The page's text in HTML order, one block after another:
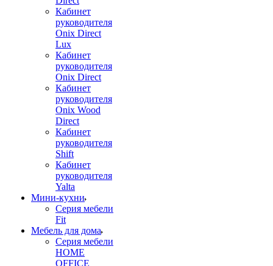
Кабинет
руководителя
Onix Direct
Lux
Кабинет
руководителя
Onix Direct
Кабинет
руководителя
Onix Wood
Direct
Кабинет
руководителя
Shift
Кабинет
руководителя
Yalta
Мини-кухни
Серия мебели
Fit
Мебель для дома
Серия мебели
HOME
OFFICE